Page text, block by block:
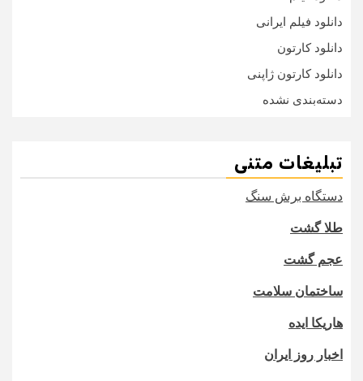
دانلود فیلم ایرانی
دانلود کارتون
دانلود کارتون ژاپنی
دسته‌بندی نشده
تبلیغات متنی
دستگاه برش سنگ
طلا گشت
عجم گشت
ساختمان سلامت
هاریکا ایده
اخبار روز ایران